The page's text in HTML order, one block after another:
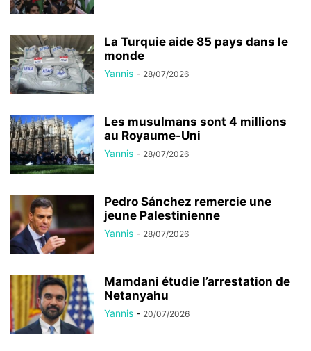
La Turquie aide 85 pays dans le
monde
Yannis - 28/07/2026
Les musulmans sont 4 millions
au Royaume-Uni
Yannis - 28/07/2026
Pedro Sánchez remercie une
jeune Palestinienne
Yannis - 28/07/2026
Mamdani étudie l’arrestation de
Netanyahu
Yannis - 20/07/2026